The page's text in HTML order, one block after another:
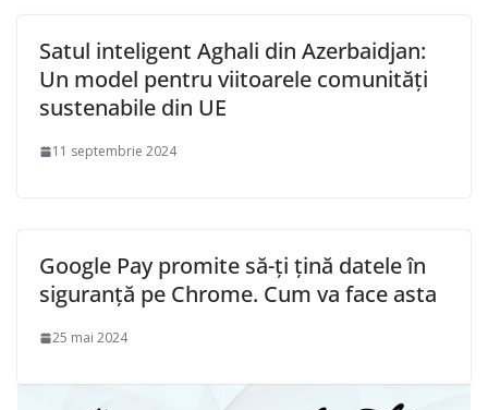
Satul inteligent Aghali din Azerbaidjan:
Un model pentru viitoarele comunități
sustenabile din UE
11 septembrie 2024
Google Pay promite să-ți țină datele în
siguranță pe Chrome. Cum va face asta
25 mai 2024